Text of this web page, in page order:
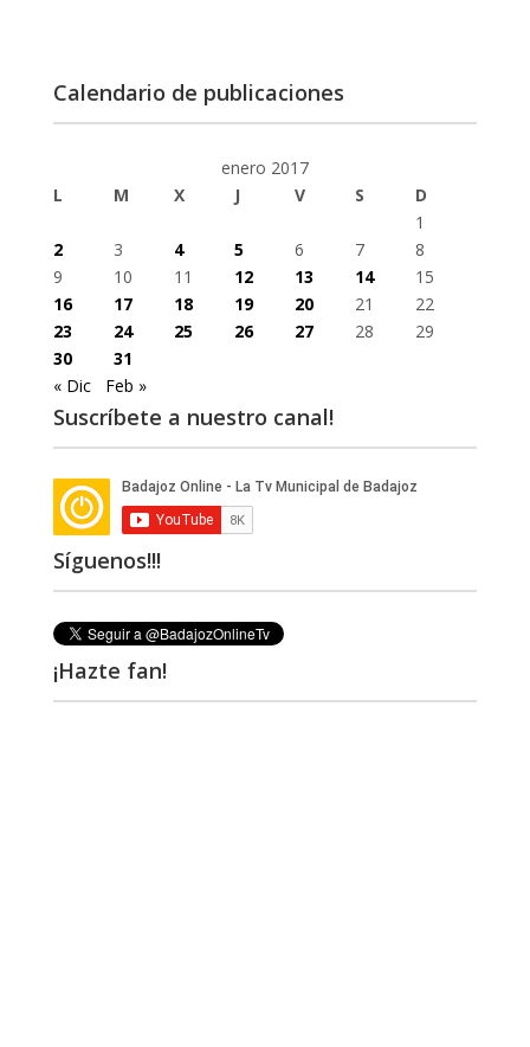
Calendario de publicaciones
enero 2017
L
M X J V S
D
1
2
3 4 5 6 7
8
9
10 11 12 13 14
15
16
17 18 19 20 21
22
23
24 25 26 27 28
29
30
31
« Dic
Feb »
Suscríbete a nuestro canal!
Síguenos!!!
¡Hazte fan!